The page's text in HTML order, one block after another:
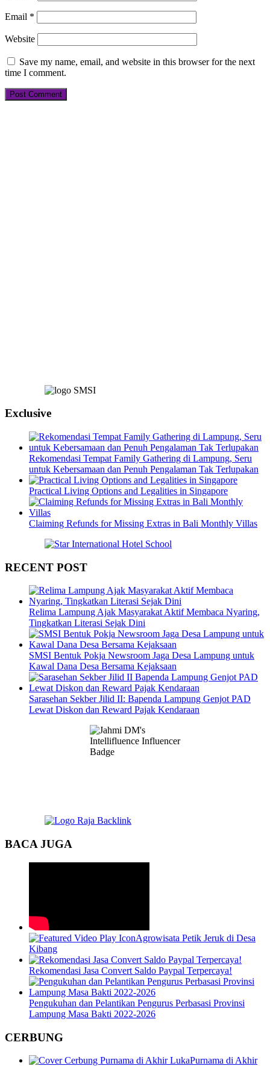
Email *
Website
Save my name, email, and website in this browser for the next
time I comment.
Exclusive
Rekomendasi Tempat Family Gathering di Lampung, Seru
untuk Kebersamaan dan Penuh Pengalaman Tak Terlupakan
Practical Living Options and Legalities in Singapore
Claiming Refunds for Missing Extras in Bali Monthly Villas
RECENT POST
Relima Lampung Ajak Masyarakat Aktif Membaca Nyaring,
Tingkatkan Literasi Sejak Dini
SMSI Bentuk Pokja Newsroom Jaga Desa Lampung untuk
Kawal Dana Desa Bersama Kejaksaan
Sarasehan Sekber Jilid II: Bapenda Lampung Genjot PAD
Lewat Diskon dan Reward Pajak Kendaraan
BACA JUGA
Agrowisata Petik Jeruk di Desa
Kibang
Rekomendasi Jasa Convert Saldo Paypal Terpercaya!
Pengukuhan dan Pelantikan Pengurus Perbasasi Provinsi
Lampung Masa Bakti 2022-2026
CERBUNG
Purnama di Akhir